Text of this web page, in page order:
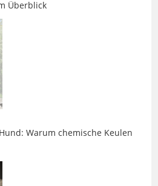
Warum chemische Keulen